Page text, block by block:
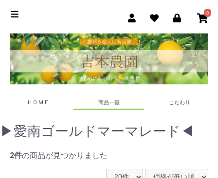
0
H O M E 商品一覧 こだわり
▶愛南ゴールドマーマレード◀
2件の商品が見つかりました